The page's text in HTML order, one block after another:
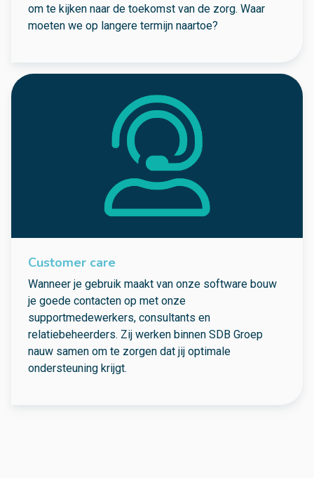
om te kijken naar de toekomst van de zorg. Waar
moeten we op langere termijn naartoe?
Customer care
Wanneer je gebruik maakt van onze software bouw
je goede contacten op met onze
supportmedewerkers, consultants en
relatiebeheerders. Zij werken binnen SDB Groep
nauw samen om te zorgen dat jij optimale
ondersteuning krijgt.